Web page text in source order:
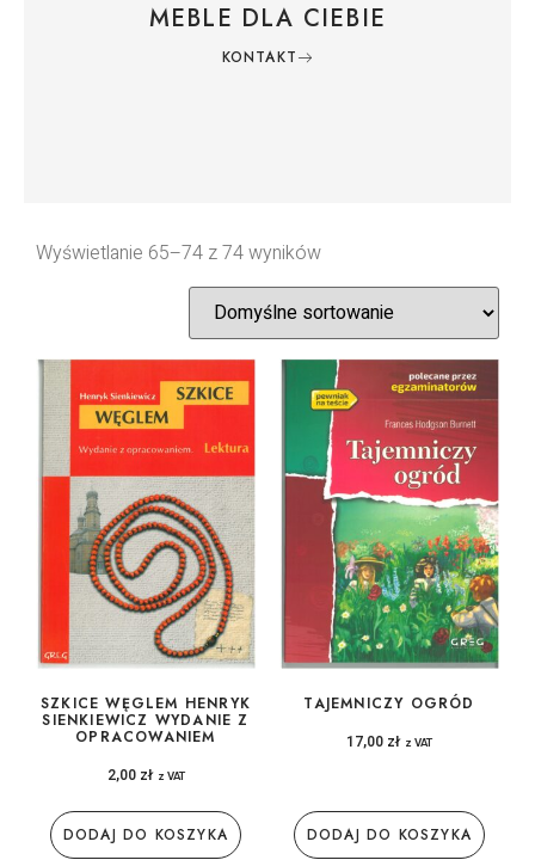
MEBLE DLA CIEBIE
KONTAKT
Wyświetlanie 65–74 z 74 wyników
SZKICE WĘGLEM HENRYK
SIENKIEWICZ WYDANIE Z
OPRACOWANIEM
2,00 zł z VAT
DODAJ DO KOSZYKA
TAJEMNICZY OGRÓD
17,00 zł z VAT
DODAJ DO KOSZYKA